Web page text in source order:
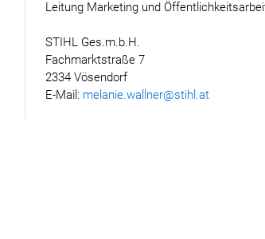
Leitung Marketing und
STIHL Ges.m.b.H.
Fachmarktstraße 7
2334 Vösendorf
E-Mail: melanie.wallner@stihl.at